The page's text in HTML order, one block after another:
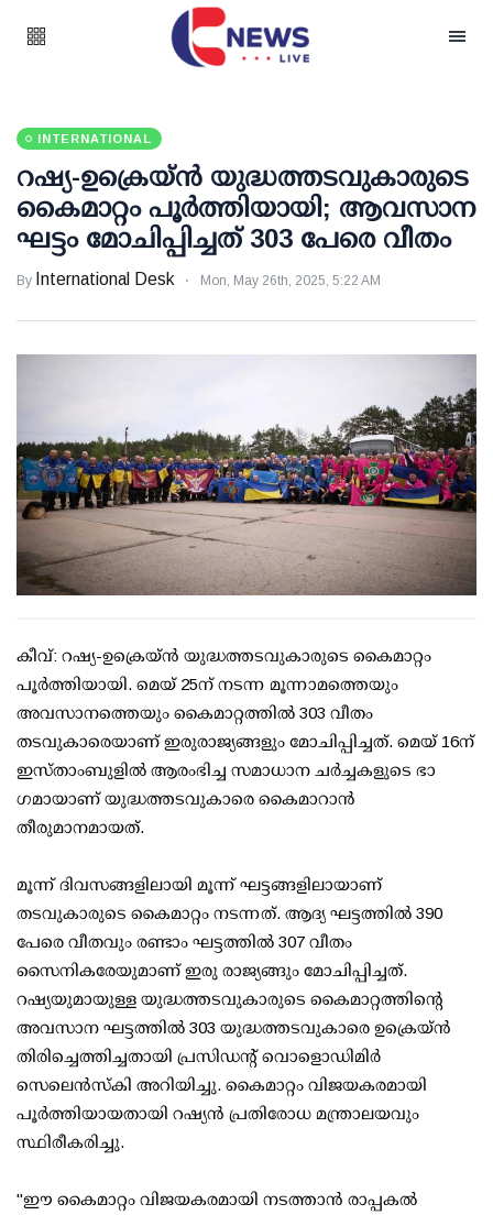
INTERNATIONAL
റഷ്യ-ഉക്രെയ്ന്‍ യുദ്ധത്തടവുകാരുടെ
കൈമാറ്റം പൂർത്തിയായി; ആവസാന
ഘട്ടം മോചിപ്പിച്ചത് 303 പേരെ വീതം
By International Desk Mon, May 26th, 2025, 5:22 AM
കീവ്: റഷ്യ-ഉക്രെയ്ൻ യുദ്ധത്തടവുകാരുടെ കൈമാറ്റം
പൂർത്തിയായി. മെയ് 25ന് നടന്ന മൂന്നാമത്തെയും
അവസാനത്തെയും കൈമാറ്റത്തിൽ 303 വീതം
തടവുകാരെയാണ് ഇരുരാജ്യങ്ങളും മോചിപ്പിച്ചത്. മെയ് 16ന്
ഇസ്താംബുളിൽ ആരംഭിച്ച സമാധാന ചർച്ചകളുടെ ഭാ​
ഗമായാണ് യുദ്ധത്തടവുകാരെ കൈമാറാൻ
തീരുമാനമായത്.
മൂന്ന് ദിവസങ്ങളിലായി മൂന്ന് ഘട്ടങ്ങളിലായാണ്
തടവുകാരുടെ കൈമാറ്റം നടന്നത്. ആദ്യ ഘട്ടത്തിൽ 390
പേരെ വീതവും രണ്ടാം ഘട്ടത്തിൽ 307 വീതം
സൈനികരേയുമാണ് ഇരു രാജ്യങ്ങും മോചിപ്പിച്ചത്.
റഷ്യയുമായുള്ള യുദ്ധത്തടവുകാരുടെ കൈമാറ്റത്തിന്റെ
അവസാന ഘട്ടത്തിൽ 303 യുദ്ധത്തടവുകാരെ ഉക്രെയ്ൻ
തിരിച്ചെത്തിച്ചതായി പ്രസിഡന്റ് വൊളൊഡിമിർ
സെലെൻസ്കി അറിയിച്ചു. കൈമാറ്റം വിജയകരമായി
പൂ‍ർത്തിയായതായി റഷ്യൻ പ്രതിരോധ മന്ത്രാലയവും
സ്ഥിരീകരിച്ചു.
"ഈ കൈമാറ്റം വിജയകരമായി നടത്താൻ രാപ്പകൽ